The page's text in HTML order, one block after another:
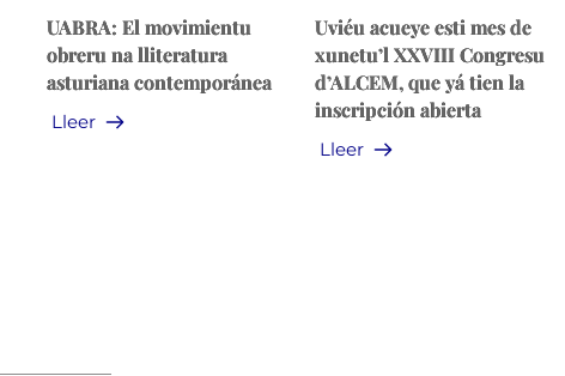
UABRA: El movimientu
obreru na lliteratura
asturiana contemporánea
Lleer
Uviéu acueye esti mes de
xunetu’l XXVIII Congresu
d’ALCEM, que yá tien la
inscripción abierta
Lleer